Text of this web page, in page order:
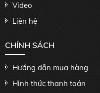
Video
Liên hệ
CHÍNH SÁCH
Hướng dẫn mua hàng
Hình thức thanh toán